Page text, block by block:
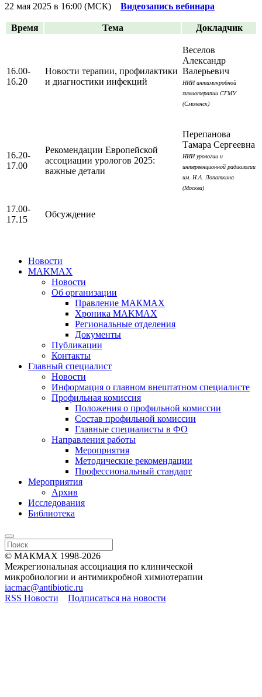
22 мая 2025 в 16:00 (МСК) Видеозапись вебинара
Время Тема Докладчик
16.00-
16.20
Новости терапии, профилактики
и диагностики инфекций
Веселов
Александр
Валерьевич
НИИ антимикробной
химиотерапии СГМУ
(Смоленск)
16.20-
17.00
Рекомендации Европейской
ассоциации урологов 2025:
важные детали
Перепанова
Тамара Сергеевна
НИИ урологии и
интервенционной радиологии
им. Н.А. Лопаткина
(Москва)
17.00-
17.15
Обсуждение
Новости
MAKMAX
Новости
Об организации
Правление МАКМАХ
Хроника MAKMAX
Региональные отделения
Документы
Публикации
Контакты
Главный специалист
Новости
Информация о главном внештатном специалисте
Профильная комиссия
Положения о профильной комиссии
Состав профильной комиссии
Главные специалисты в ФО
Направления работы
Мероприятия
Методические рекомендации
Профессиональный стандарт
Мероприятия
Архив
Исследования
Библиотека
© МАКМАХ 1998-2026
Межрегиональная ассоциация по клинической
микробиологии и антимикробной химиотерапии
iacmac@antibiotic.ru
RSS Новости
Подписаться на новости